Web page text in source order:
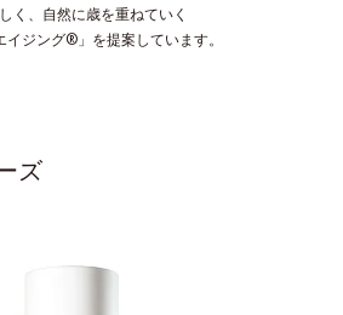
く、自然に歳を重ねていく
イジング®」を提案しています。
ズ